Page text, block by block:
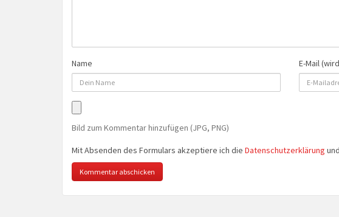
Name E-Mail
Bild zum Kommentar hinzufügen (JPG, PNG)
Mit Absenden des Formulars akzeptiere ich die Datenschutzerklärung